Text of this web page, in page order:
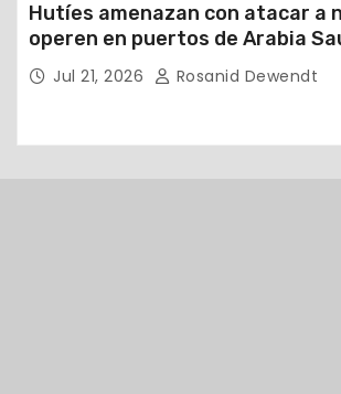
Hutíes amenazan con atacar a
operen en puertos de Arabia
Jul 21, 2026 Rosanid Dewendt